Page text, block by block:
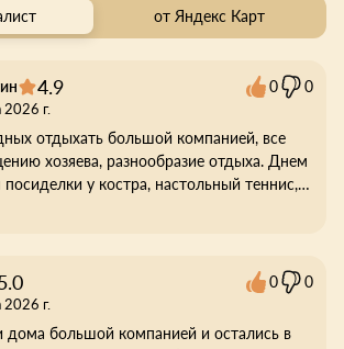
от Яндекс Карт
4.9
2026 г.
0 0
отдыхать большой компанией, все
хозяева, разнообразие отдыха. Днем
у костра, настольный теннис,
есть чем.
2026 г.
0 0
большой компанией и остались в